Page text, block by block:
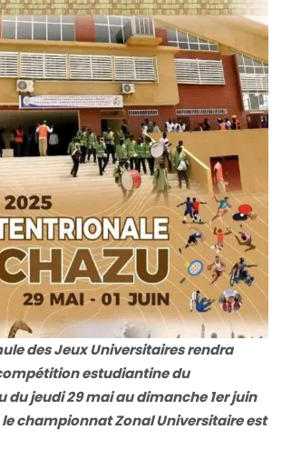
des Jeux Universitaires rendra
estudiantine du
du jeudi 29 mai au dimanche 1er juin
championnat Zonal Universitaire est